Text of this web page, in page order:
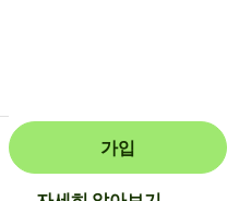
가입